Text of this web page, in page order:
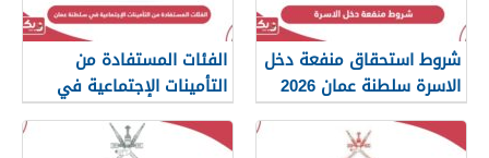
شروط استحقاق منفعة دخل
الاسرة سلطنة عمان 2026
الفئات المستفادة من
التأمينات الإجتماعية في
سلطنة عمان 2026